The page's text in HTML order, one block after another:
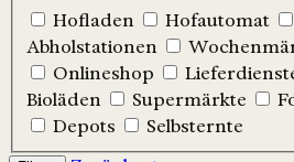
Hofladen
Hofautomat
Abholstationen
Onlineshop
Bioläden
Supermärkte
Depots
Selbsternte